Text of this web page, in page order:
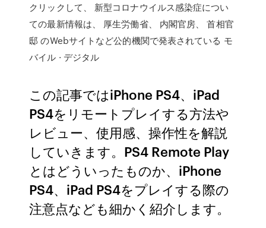
クリックして、 新型コロナウイルス感染症につい
ての最新情報は、 厚生労働省、 内閣官房、 首相官
邸 のWebサイトなど公的機関で発表されている モ
バイル · デジタル
この記事ではiPhone PS4、iPad
PS4をリモートプレイする方法や
レビュー、使用感、操作性を解説
していきます。PS4 Remote Play
とはどういったものか、iPhone
PS4、iPad PS4をプレイする際の
注意点なども細かく紹介します。